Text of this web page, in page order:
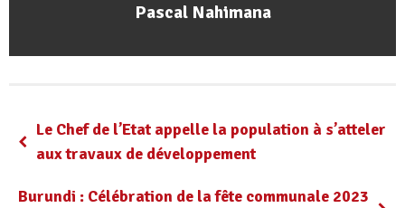
Pascal Nahimana
Le Chef de l’Etat appelle la population à s’atteler
aux travaux de développement
Burundi : Célébration de la fête communale 2023